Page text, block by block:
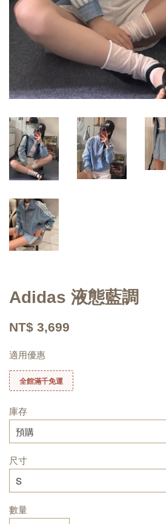
Adidas 液態藍調
NT$ 3,699
適用優惠
全館滿千免運
庫存
尺寸
數量